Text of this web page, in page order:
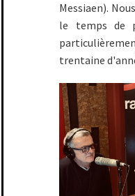
Messiaen).
le temps de
trentaine